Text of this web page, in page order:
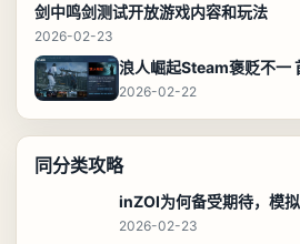
剑中鸣剑测试开放游戏内容和玩法
2026-02-23
浪人崛起Steam褒贬不一
2026-02-22
同分类攻略
inZOI为何备受期待，模
2026-02-23